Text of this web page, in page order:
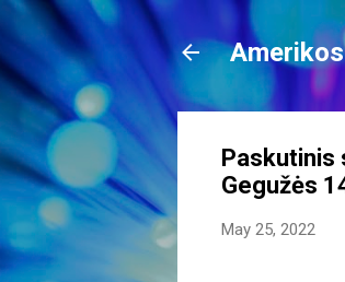
Paskutinis
Gegužės
May 25, 2022